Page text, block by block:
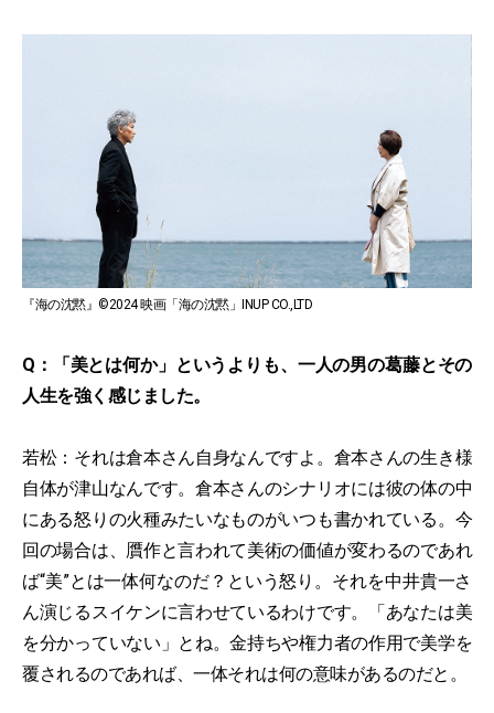
『海の沈黙』©2024 映画「海の沈黙」INUP CO.,LTD
Q：「美とは何か」というよりも、一人の男の葛藤とその
人生を強く感じました。
若松：それは倉本さん自身なんですよ。倉本さんの生き様
自体が津山なんです。倉本さんのシナリオには彼の体の中
にある怒りの火種みたいなものがいつも書かれている。今
回の場合は、贋作と言われて美術の価値が変わるのであれ
ば“美”とは一体何なのだ？という怒り。それを中井貴一さ
ん演じるスイケンに言わせているわけです。「あなたは美
を分かっていない」とね。金持ちや権力者の作用で美学を
覆されるのであれば、一体それは何の意味があるのだと。